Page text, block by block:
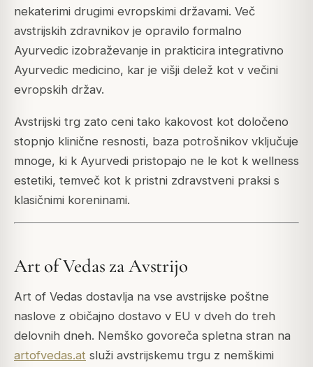
nekaterimi drugimi evropskimi državami. Več
avstrijskih zdravnikov je opravilo formalno
Ayurvedic izobraževanje in prakticira integrativno
Ayurvedic medicino, kar je višji delež kot v večini
evropskih držav.
Avstrijski trg zato ceni tako kakovost kot določeno
stopnjo klinične resnosti, baza potrošnikov vključuje
mnoge, ki k Ayurvedi pristopajo ne le kot k wellness
estetiki, temveč kot k pristni zdravstveni praksi s
klasičnimi koreninami.
Art of Vedas za Avstrijo
Art of Vedas dostavlja na vse avstrijske poštne
naslove z običajno dostavo v EU v dveh do treh
delovnih dneh. Nemško govoreča spletna stran na
artofvedas.at služi avstrijskemu trgu z nemškimi